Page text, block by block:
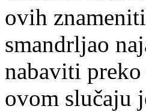
ovih
smandrljao
nabaviti
ovom slučaju